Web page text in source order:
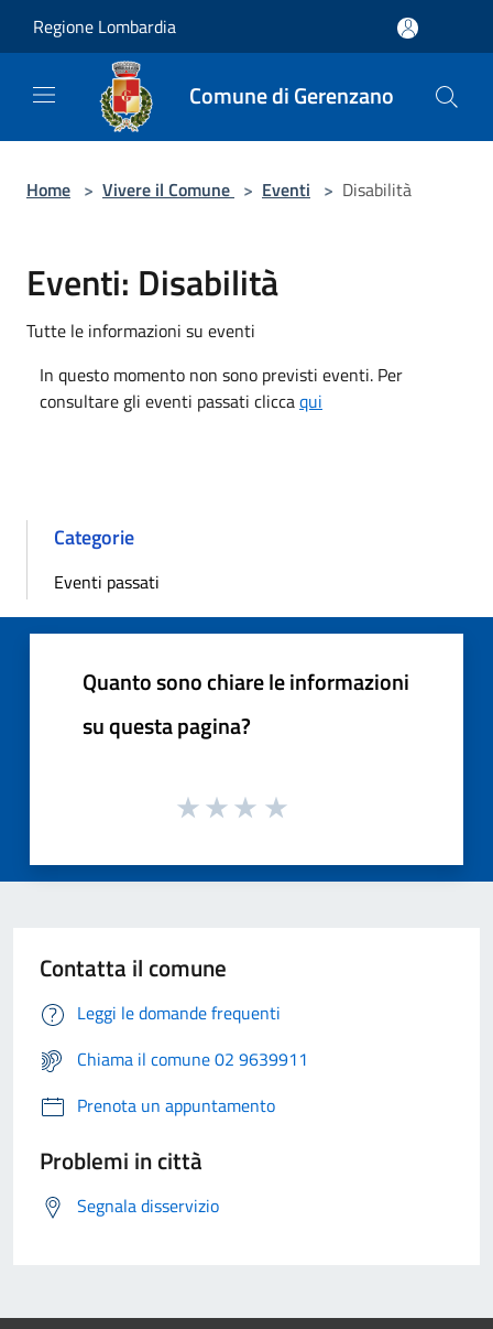
Regione Lombardia
Comune di Gerenzano
Home > Vivere il Comune > Eventi > Disabilità
Eventi: Disabilità
Tutte le informazioni su eventi
In questo momento non sono previsti eventi. Per
consultare gli eventi passati cliccaqui
Categorie
Eventi passati
Quanto sono chiare le informazioni
su questa pagina?
Contatta il comune
Leggi le domande frequenti
Chiama il comune 02 9639911
Prenota un appuntamento
Problemi in città
Segnala disservizio